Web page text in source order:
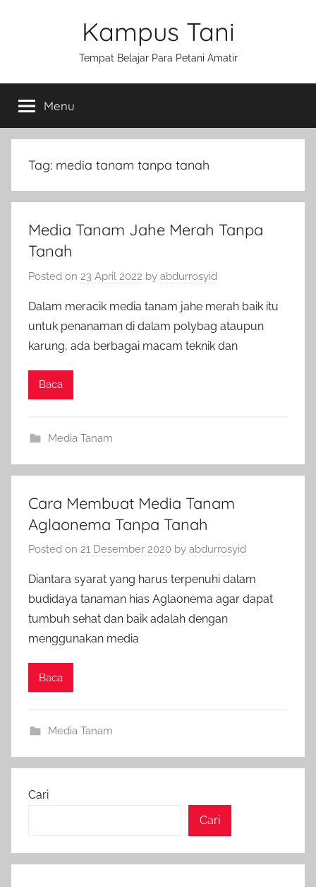
Kampus Tani
Tempat Belajar Para Petani Amatir
Menu
Tag: media tanam tanpa tanah
Media Tanam Jahe Merah Tanpa
Tanah
Posted on 23 April 2022 by abdurrosyid
Dalam meracik media tanam jahe merah baik itu
untuk penanaman di dalam polybag ataupun
karung, ada berbagai macam teknik dan
Baca
Media Tanam
Cara Membuat Media Tanam
Aglaonema Tanpa Tanah
Posted on 21 Desember 2020 by abdurrosyid
Diantara syarat yang harus terpenuhi dalam
budidaya tanaman hias Aglaonema agar dapat
tumbuh sehat dan baik adalah dengan
menggunakan media
Baca
Media Tanam
Cari
Cari